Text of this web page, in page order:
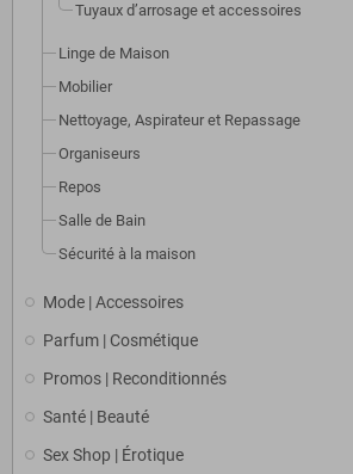
Tuyaux d’arrosage et accessoires
Linge de Maison
Mobilier
Nettoyage, Aspirateur et Repassage
Organiseurs
Repos
Salle de Bain
Sécurité à la maison
Mode | Accessoires
Parfum | Cosmétique
Promos | Reconditionnés
Santé | Beauté
Sex Shop | Érotique